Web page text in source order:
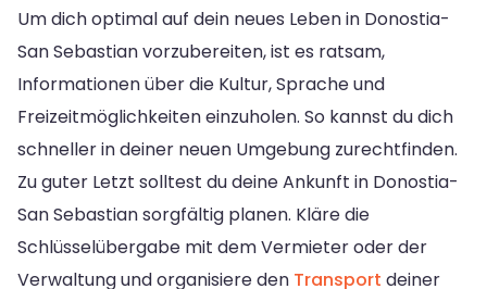
Um dich optimal auf dein neues Leben in Donostia-
San Sebastian vorzubereiten, ist es ratsam,
Informationen über die Kultur, Sprache und
Freizeitmöglichkeiten einzuholen. So kannst du dich
schneller in deiner neuen Umgebung zurechtfinden.
Zu guter Letzt solltest du deine Ankunft in Donostia-
San Sebastian sorgfältig planen. Kläre die
Schlüsselübergabe mit dem Vermieter oder der
Verwaltung und organisiere den Transport deiner